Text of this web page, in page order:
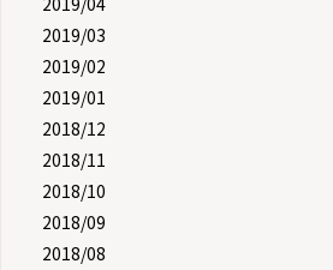
2019/03
2019/02
2019/01
2018/12
2018/11
2018/10
2018/09
2018/08